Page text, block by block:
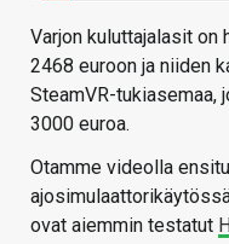
Varjon kuluttajalasit on
2468 euroon ja niiden
SteamVR-tukiasemaa,
3000 euroa.
Otamme videolla
ovat aiemmin testatut